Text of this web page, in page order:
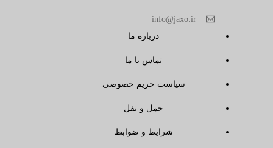
info@jaxo.ir
درباره ما
تماس با ما
سیاست حریم خصوصی
حمل و نقل
شرایط و ضوابط